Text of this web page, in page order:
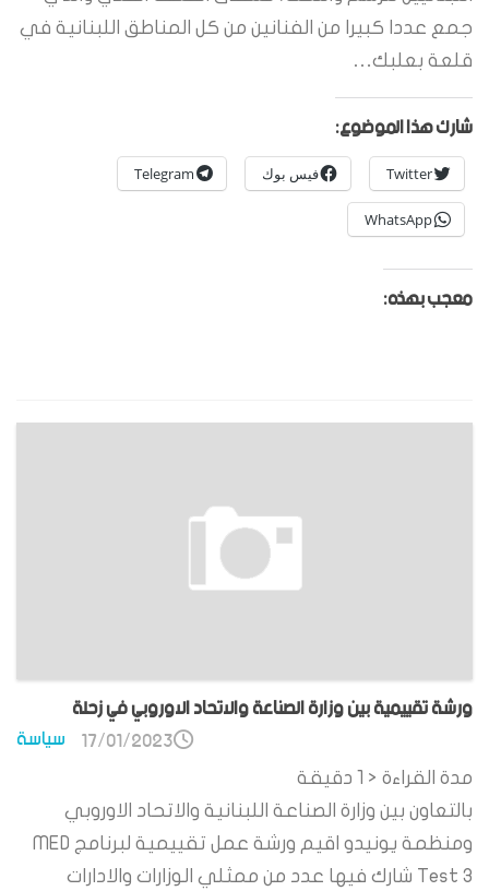
جمع عددا كبيرا من الفنانين من كل المناطق اللبنانية في
قلعة بعلبك…
شارك هذا الموضوع:
Twitter فيس بوك Telegram
WhatsApp
معجب بهذه:
ورشة تقييمية بين وزارة الصناعة والاتحاد الاوروبي في زحلة
سياسة 17/01/2023
مدة القراءة < 1
دقيقة
بالتعاون بين وزارة الصناعة اللبنانية والاتحاد الاوروبي
ومنظمة يونيدو اقيم ورشة عمل تقييمية لبرنامج MED
Test 3 شارك فيها عدد من ممثلي الوزارات والادارات